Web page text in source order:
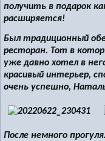
получить в подарок
расширяется!
Был традиционный
ресторан. Тот в
уже давно хотел в
красивый интерьер,
очень успешно,
После немного